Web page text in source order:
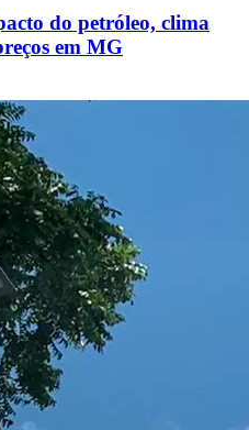
do petróleo, clima
em MG